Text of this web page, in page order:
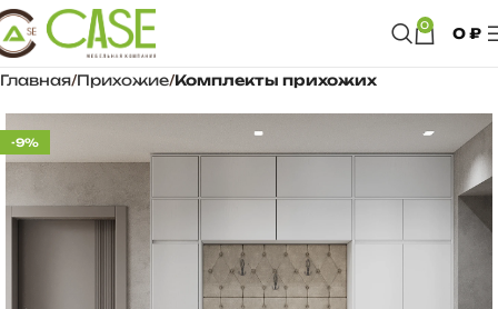
0 0₽
Главная Прихожие Комплекты прихожих
-9%